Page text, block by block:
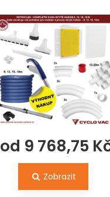
od 9 768,75
Zobrazit